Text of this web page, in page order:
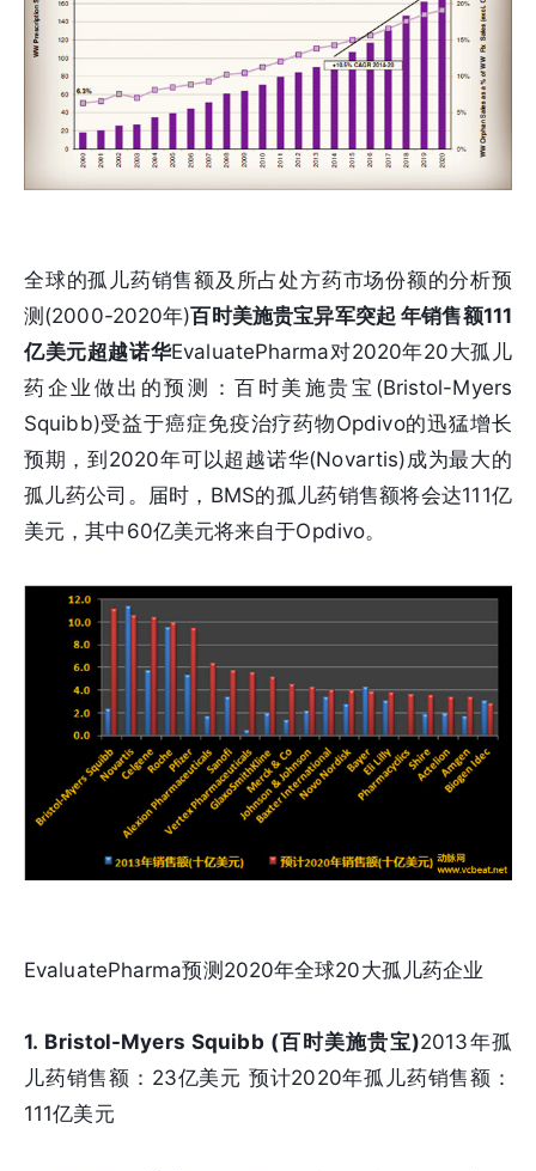
全球的孤儿药销售额及所占处方药市场份额的分析预
测(2000-2020年)百时美施贵宝异军突起 年销售额111
亿美元超越诺华EvaluatePharma对2020年20大孤儿
药企业做出的预测：百时美施贵宝(Bristol-Myers
Squibb)受益于癌症免疫治疗药物Opdivo的迅猛增长
预期，到2020年可以超越诺华(Novartis)成为最大的
孤儿药公司。届时，BMS的孤儿药销售额将会达111亿
美元，其中60亿美元将来自于Opdivo。
EvaluatePharma预测2020年全球20大孤儿药企业
1. Bristol-Myers Squibb (百时美施贵宝)2013年孤
儿药销售额：23亿美元 预计2020年孤儿药销售额：
111亿美元